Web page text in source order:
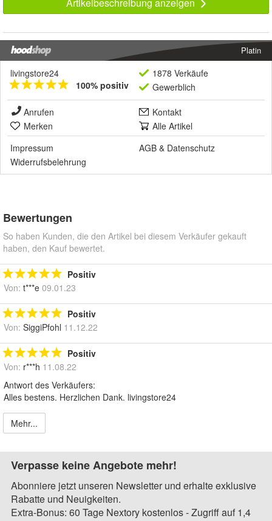
Platin
livingstore24
100% positiv
1878 Verkäufe
Gewerblich
Anrufen
Kontakt
Merken
Alle Artikel
Impressum
AGB & Datenschutz
Widerrufsbelehrung
Bewertungen
So haben Kunden, die den Artikel bei diesem Verkäufer gekauft
haben, den Kauf bewertet.
Positiv
Von: t***e 09.01.23
Positiv
Von: SiggiPfohl 11.12.22
Positiv
Von: r***h 11.08.22
Antwort des Verkäufers:
Alles bestens. Herzlichen Dank. livingstore24
Mehr...
Verpasse keine Angebote mehr!
Abonniere jetzt unseren Newsletter und erhalte exklusive
Rabatte und Neuigkeiten.
Extra-Bonus: 60 Tage Nextory kostenlos - Zugriff auf 1,4